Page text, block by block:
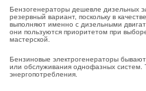
Бензогенераторы дешевле дизельных
резервный вариант, поскольку в
выполняют именно с дизельными
они пользуются приоритетом при
мастерской.
Бензиновые электрогенераторы
или обслуживания однофазных систем.
энергопотребления.